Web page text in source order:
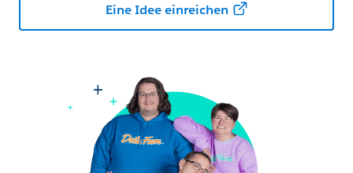
Eine Idee einreichen